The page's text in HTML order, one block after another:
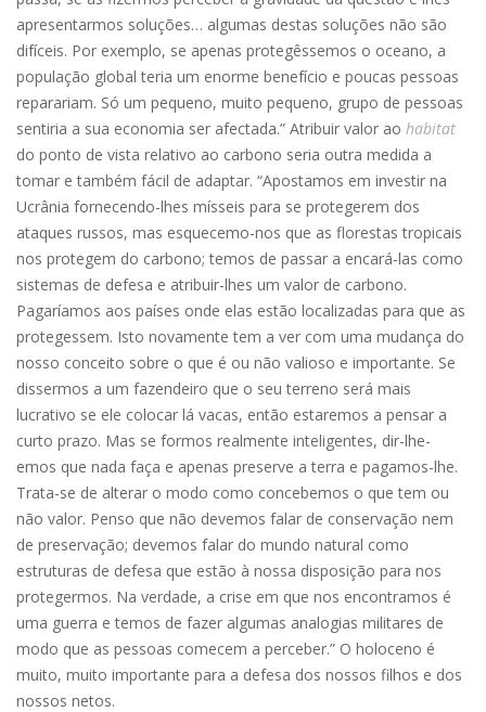
apresentarmos soluções… algumas destas soluções não são
difíceis. Por exemplo, se apenas protegêssemos o oceano, a
população global teria um enorme benefício e poucas pessoas
reparariam. Só um pequeno, muito pequeno, grupo de pessoas
sentiria a sua economia ser afectada.” Atribuir valor ao habitat
do ponto de vista relativo ao carbono seria outra medida a
tomar e também fácil de adaptar. “Apostamos em investir na
Ucrânia fornecendo-lhes mísseis para se protegerem dos
ataques russos, mas esquecemo-nos que as florestas tropicais
nos protegem do carbono; temos de passar a encará-las como
sistemas de defesa e atribuir-lhes um valor de carbono.
Pagaríamos aos países onde elas estão localizadas para que as
protegessem. Isto novamente tem a ver com uma mudança do
nosso conceito sobre o que é ou não valioso e importante. Se
dissermos a um fazendeiro que o seu terreno será mais
lucrativo se ele colocar lá vacas, então estaremos a pensar a
curto prazo. Mas se formos realmente inteligentes, dir-lhe-
emos que nada faça e apenas preserve a terra e pagamos-lhe.
Trata-se de alterar o modo como concebemos o que tem ou
não valor. Penso que não devemos falar de conservação nem
de preservação; devemos falar do mundo natural como
estruturas de defesa que estão à nossa disposição para nos
protegermos. Na verdade, a crise em que nos encontramos é
uma guerra e temos de fazer algumas analogias militares de
modo que as pessoas comecem a perceber.” O holoceno é
muito, muito importante para a defesa dos nossos filhos e dos
nossos netos.